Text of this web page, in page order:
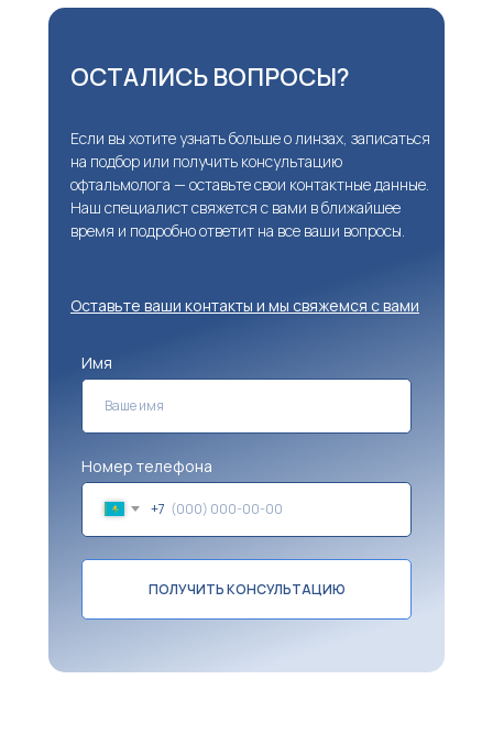
ОСТАЛИСЬ ВОПРОСЫ?
Имя
Номер телефона
+7
ПОЛУЧИТЬ КОНСУЛЬТАЦИЮ
Оставьте ваши контакты и мы свяжемся с вами
Если вы хотите узнать больше о линзах, записаться
на подбор или получить консультацию
офтальмолога — оставьте свои контактные данные.
Наш специалист свяжется с вами в ближайшее
время и подробно ответит на все ваши вопросы.